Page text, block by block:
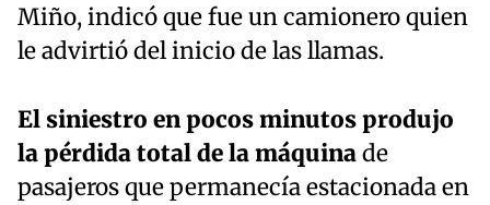
Miño, indicó que fue un camionero quien
le advirtió del inicio de las llamas.
El siniestro en pocos minutos produjo
la pérdida total de la máquinade
pasajeros que permanecía estacionada en